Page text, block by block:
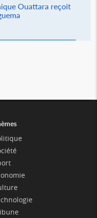
Ouattara reçoit